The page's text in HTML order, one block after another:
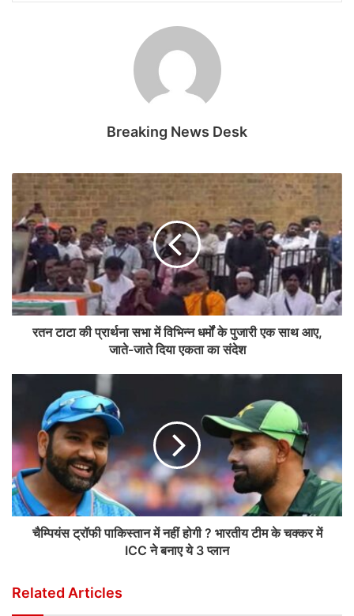
Breaking News Desk
रतन टाटा की प्रार्थना सभा में विभिन्न धर्मों के पुजारी एक साथ आए,
जाते-जाते दिया एकता का संदेश
चैम्पियंस ट्रॉफी पाकिस्तान में नहीं होगी ? भारतीय टीम के चक्कर में
ICC ने बनाए ये 3 प्लान
Related Articles